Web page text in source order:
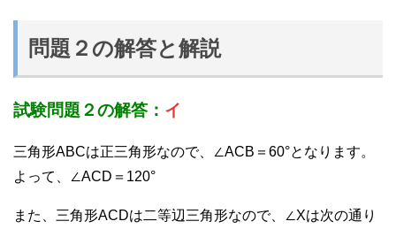
問題２の解答と解説
試験問題２の解答： イ
三角形ABCは正三角形なので、∠ACB＝60°となります。
よって、∠ACD＝120°
また、三角形ACDは二等辺三角形なので、∠Xは次の通り